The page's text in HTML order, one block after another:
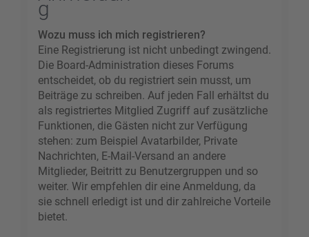
g
Wozu muss ich mich registrieren?
Eine Registrierung ist nicht unbedingt zwingend.
Die Board-Administration dieses Forums
entscheidet, ob du registriert sein musst, um
Beiträge zu schreiben. Auf jeden Fall erhältst du
als registriertes Mitglied Zugriff auf zusätzliche
Funktionen, die Gästen nicht zur Verfügung
stehen: zum Beispiel Avatarbilder, Private
Nachrichten, E-Mail-Versand an andere
Mitglieder, Beitritt zu Benutzergruppen und so
weiter. Wir empfehlen dir eine Anmeldung, da
sie schnell erledigt ist und dir zahlreiche Vorteile
bietet.